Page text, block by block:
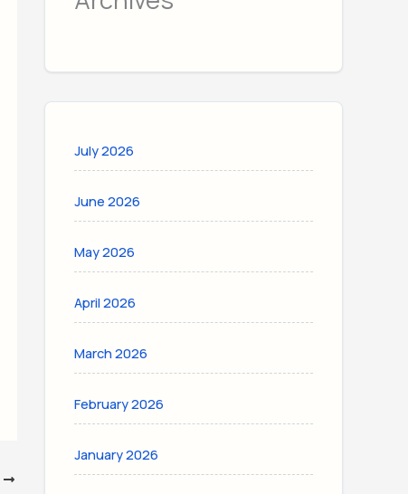
July 2026
June 2026
May 2026
April 2026
March 2026
February 2026
January 2026